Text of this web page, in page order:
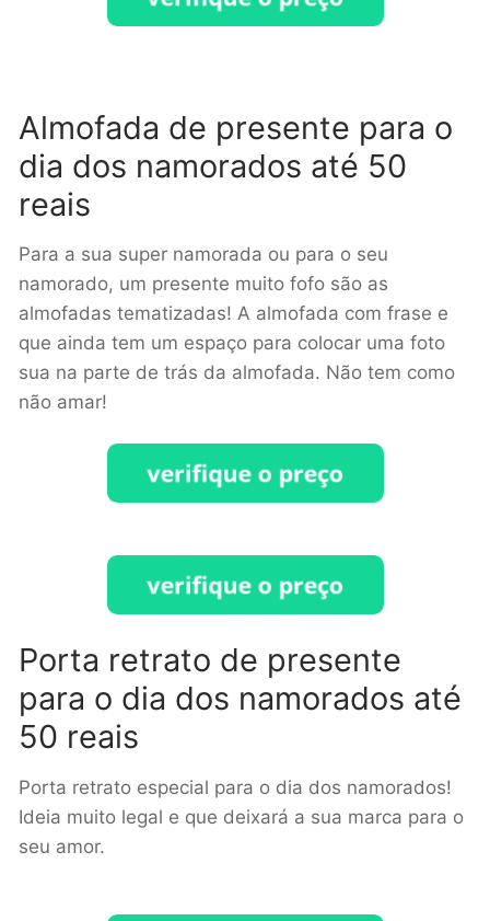
Almofada de presente para o
dia dos namorados até 50
reais
Para a sua super namorada ou para o seu
namorado, um presente muito fofo são as
almofadas tematizadas! A almofada com frase e
que ainda tem um espaço para colocar uma foto
sua na parte de trás da almofada. Não tem como
não amar!
Porta retrato de presente
para o dia dos namorados até
50 reais
Porta retrato especial para o dia dos namorados!
Ideia muito legal e que deixará a sua marca para o
seu amor.